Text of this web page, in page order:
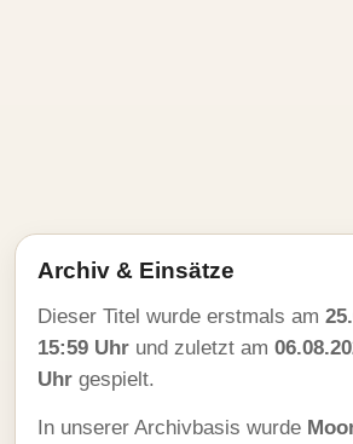
Archiv & Einsätze
Dieser Titel wurde erstmals am
15:59 Uhr und zuletzt am
Uhr gespielt.
In unserer Archivbasis wurde